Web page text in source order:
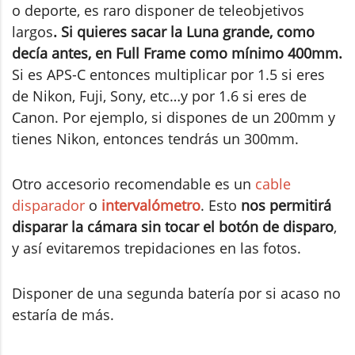
o deporte, es raro disponer de teleobjetivos
largos. Si quieres sacar la Luna grande, como
decía antes, en Full Frame como mínimo 400mm.
Si es APS-C entonces multiplicar por 1.5 si eres
de Nikon, Fuji, Sony, etc…y por 1.6 si eres de
Canon. Por ejemplo, si dispones de un 200mm y
tienes Nikon, entonces tendrás un 300mm.
Otro accesorio recomendable es un cable
disparador o intervalómetro. Esto nos permitirá
disparar la cámara sin tocar el botón de disparo,
y así evitaremos trepidaciones en las fotos.
Disponer de una segunda batería por si acaso no
estaría de más.